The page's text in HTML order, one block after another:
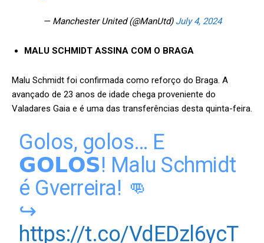
— Manchester United (@ManUtd) July 4, 2024
MALU SCHMIDT ASSINA COM O BRAGA
Malu Schmidt foi confirmada como reforço do Braga. A
avançado de 23 anos de idade chega proveniente do
Valadares Gaia e é uma das transferências desta quinta-feira.
Golos, golos… E
𝗚𝗢𝗟𝗢𝗦! Malu Schmidt
é Gverreira! 👊
↪️
https://t.co/VdEDzl6ycT